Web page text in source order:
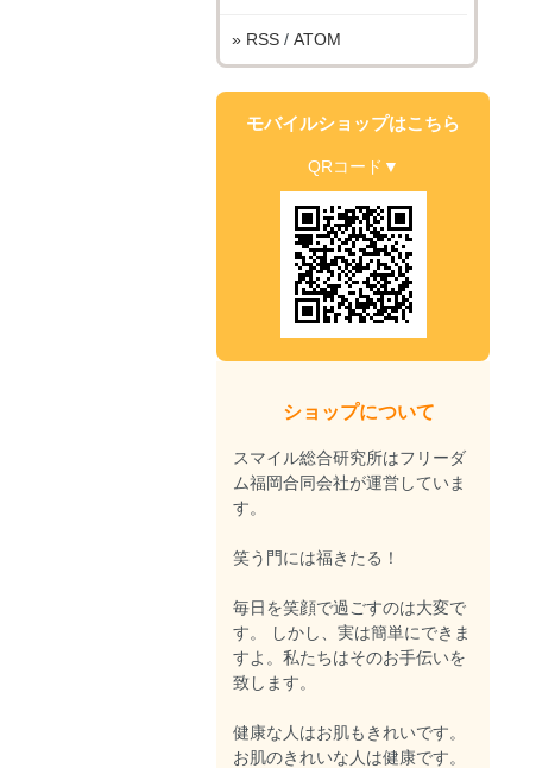
» RSS / ATOM
モバイルショップはこちら
QRコード▼
ショップについて
スマイル総合研究所はフリーダ
ム福岡合同会社が運営していま
す。
笑う門には福きたる！
毎日を笑顔で過ごすのは大変で
す。 しかし、実は簡単にできま
すよ。私たちはそのお手伝いを
致します。
健康な人はお肌もきれいです。
お肌のきれいな人は健康です。